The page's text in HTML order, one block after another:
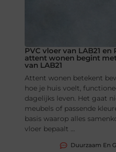
PVC vloer van LAB21 en
attent wonen begint
van LAB21
Attent wonen betekent
hoe je huis voelt,
dagelijks leven. Het gaat
meubels of passende
basis waarop alles
vloer bepaalt ...
Duurzaam En